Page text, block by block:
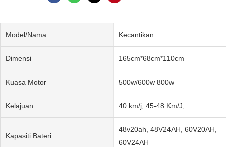
Model/Nama Kecantikan
Dimensi 165cm*68cm*110cm
Kuasa Motor 500w/600w 800w
Kelajuan 40 km/j, 45-48 Km/J,
Kapasiti Bateri
48v20ah, 48V24AH, 60V20AH,
60V24AH